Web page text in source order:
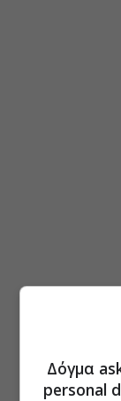
Δόγμα
personal